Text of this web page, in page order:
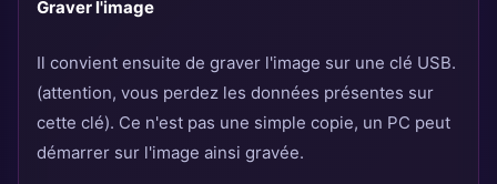
Graver l'image
Il convient ensuite de graver l'image sur une clé USB.
(attention, vous perdez les données présentes sur
cette clé). Ce n'est pas une simple copie, un PC peut
démarrer sur l'image ainsi gravée.